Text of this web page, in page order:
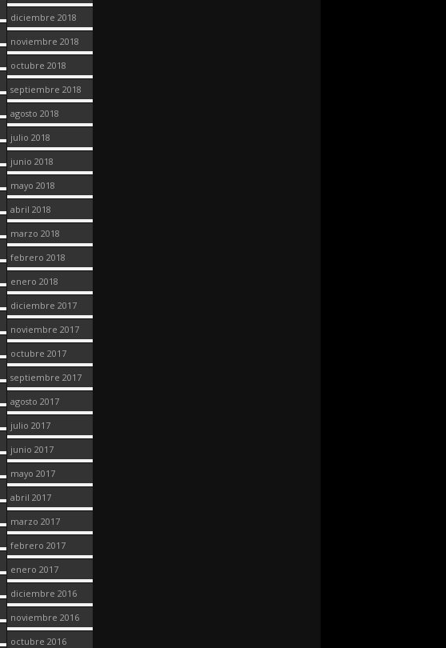
diciembre 2018
noviembre 2018
octubre 2018
septiembre 2018
agosto 2018
julio 2018
junio 2018
mayo 2018
abril 2018
marzo 2018
febrero 2018
enero 2018
diciembre 2017
noviembre 2017
octubre 2017
septiembre 2017
agosto 2017
julio 2017
junio 2017
mayo 2017
abril 2017
marzo 2017
febrero 2017
enero 2017
diciembre 2016
noviembre 2016
octubre 2016